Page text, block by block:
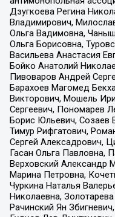
Дзугкоева Регина
Владимирович,
Ольга Вадимовна,
Ольга Борисовна,
Васильева Анастасия
Бойко Анатолий
Пивоваров Андрей
Барахоев Магомед
Викторович, Мошель
Сергеевич, Пономарев
Борис Юльевич, Созаев
Тимур Рифгатович,
Сергей Алексадрович,
Гасан Ольга Павловна,
Верховский Александр
Марина Петровна,
Чуркина Наталья
Николаевна,
Рачинский Ян